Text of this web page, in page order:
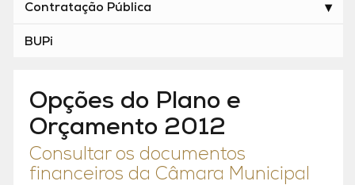
Contratação Pública
BUPi
Opções do Plano e
Orçamento 2012
Consultar os documentos
financeiros da Câmara Municipal